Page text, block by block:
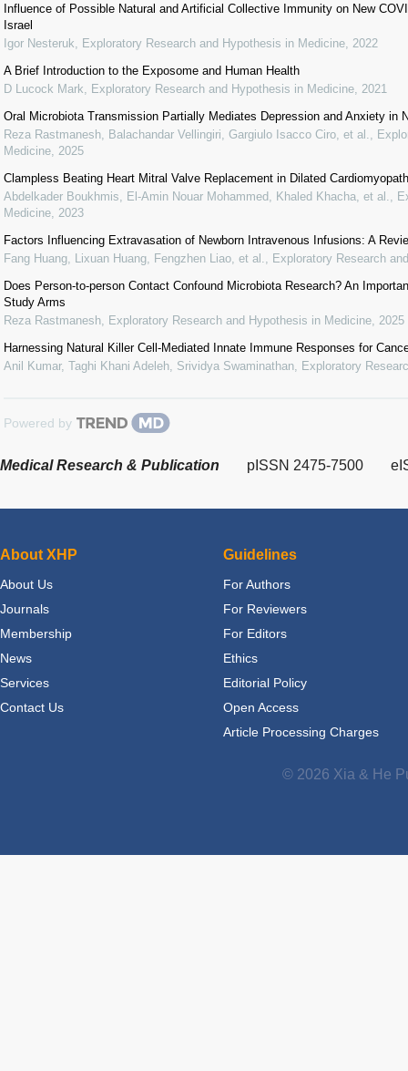
Influence of Possible Natural and Artificial Collective Immunity on New
Israel
Igor Nesteruk
Exploratory Research and Hypothesis in Medicine 2022
A Brief Introduction to the Exposome and Human Health
D Lucock Mark
Exploratory Research and Hypothesis in Medicine 2021
Oral Microbiota Transmission Partially Mediates Depression and Anxiety in
Reza Rastmanesh, Balachandar Vellingiri, Gargiulo Isacco Ciro, et al.
Medicine 2025
Clampless Beating Heart Mitral Valve Replacement in Dilated
Abdelkader Boukhmis, El-Amin Nouar Mohammed, Khaled Khacha, et al.
Medicine 2023
Factors Influencing Extravasation of Newborn Intravenous Infusions: A
Fang Huang, Lixuan Huang, Fengzhen Liao, et al.
Exploratory Research
Does Person-to-person Contact Confound Microbiota Research? An
Study Arms
Reza Rastmanesh Exploratory Research and Hypothesis in Medicine 2025
Harnessing Natural Killer Cell-Mediated Innate Immune Responses for
Anil Kumar, Taghi Khani Adeleh, Srividya Swaminathan Exploratory
Powered by
Medical Research & Publication pISSN 2475-7500
About XHP
About Us
Journals
Membership
News
Services
Contact Us
Guidelines
For Authors
For Reviewers
For Editors
Ethics
Editorial Policy
Open Access
Article Processing Charges
© 2026 Xia & He